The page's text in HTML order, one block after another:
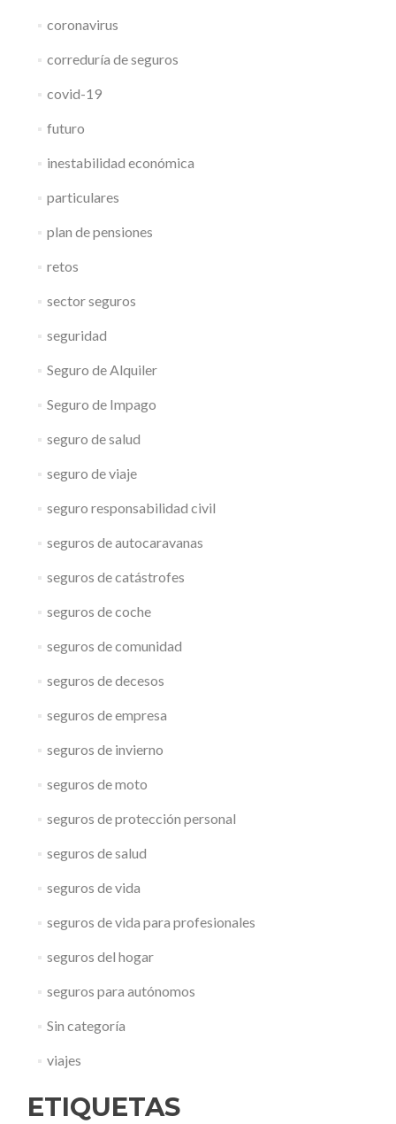
coronavirus
correduría de seguros
covid-19
futuro
inestabilidad económica
particulares
plan de pensiones
retos
sector seguros
seguridad
Seguro de Alquiler
Seguro de Impago
seguro de salud
seguro de viaje
seguro responsabilidad civil
seguros de autocaravanas
seguros de catástrofes
seguros de coche
seguros de comunidad
seguros de decesos
seguros de empresa
seguros de invierno
seguros de moto
seguros de protección personal
seguros de salud
seguros de vida
seguros de vida para profesionales
seguros del hogar
seguros para autónomos
Sin categoría
viajes
ETIQUETAS